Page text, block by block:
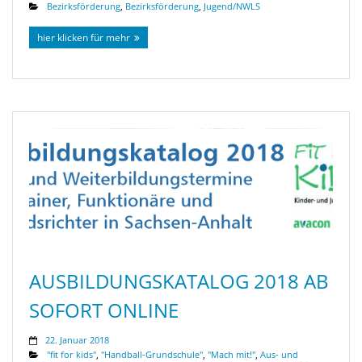
Bezirksförderung Bezirksförderung Jugend/NWLS
hier klicken für mehr
AUSBILDUNGSKATALOG 2018 AB
SOFORT ONLINE
22. Januar 2018
"fit for kids", "Handball-Grundschule", "Mach mit!", Aus- und